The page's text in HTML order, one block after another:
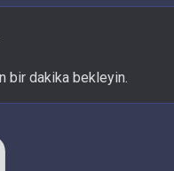
bir dakika bekleyin.